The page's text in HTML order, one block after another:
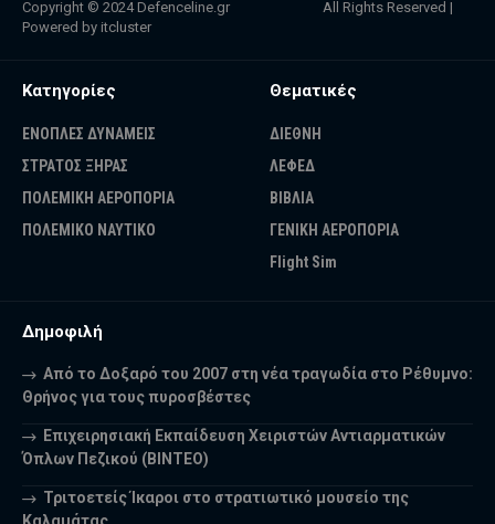
Copyright © 2024 Defenceline.gr All Rights Reserved |
Powered by itcluster
Κατηγορίες
ΕΝΟΠΛΕΣ ΔΥΝΑΜΕΙΣ
ΣΤΡΑΤΟΣ ΞΗΡΑΣ
ΠΟΛΕΜΙΚΗ ΑΕΡΟΠΟΡΙΑ
ΠΟΛΕΜΙΚΟ ΝΑΥΤΙΚΟ
Θεματικές
ΔΙΕΘΝΗ
ΛΕΦΕΔ
ΒΙΒΛΙΑ
ΓΕΝΙΚΗ ΑΕΡΟΠΟΡΙΑ
Flight Sim
Δημοφιλή
Από το Δοξαρό του 2007 στη νέα τραγωδία στο Ρέθυμνο:
Θρήνος για τους πυροσβέστες
Επιχειρησιακή Εκπαίδευση Χειριστών Αντιαρματικών
Όπλων Πεζικού (ΒΙΝΤΕΟ)
Τριτοετείς Ίκαροι στο στρατιωτικό μουσείο της